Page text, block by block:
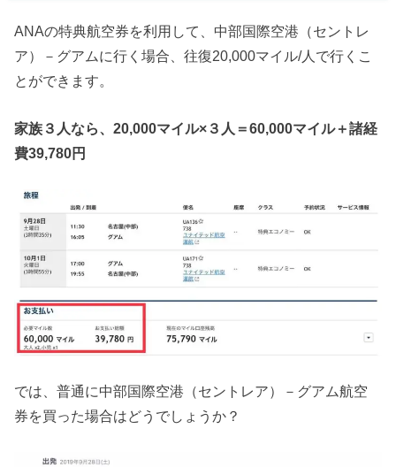
ANAの特典航空券を利用して、中部国際空港（セントレ
ア）－グアムに行く場合、往復20,000マイル/人で行くこ
とができます。
家族３人なら、20,000マイル×３人＝60,000マイル＋諸経
費39,780円
では、普通に中部国際空港（セントレア）－グアム航空
券を買った場合はどうでしょうか？